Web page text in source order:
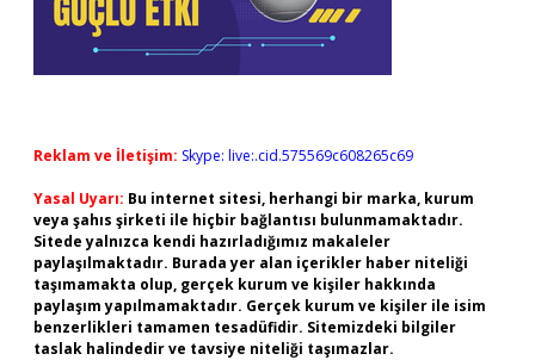
Reklam ve İletişim: Skype: live:.cid.575569c608265c69
Yasal Uyarı: Bu internet sitesi, herhangi bir marka, kurum
veya şahıs şirketi ile hiçbir bağlantısı bulunmamaktadır.
Sitede yalnızca kendi hazırladığımız makaleler
paylaşılmaktadır. Burada yer alan içerikler haber niteliği
taşımamakta olup, gerçek kurum ve kişiler hakkında
paylaşım yapılmamaktadır. Gerçek kurum ve kişiler ile isim
benzerlikleri tamamen tesadüfidir. Sitemizdeki bilgiler
taslak halindedir ve tavsiye niteliği taşımazlar.